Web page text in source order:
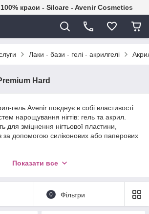
100% краси - Silcare - Avenir Cosmetics
Лаки - бази - гелі - акрилгелі
Hard
гель Avenir поєднує в собі властивості
нарощування нігтів: гель та акрил.
для зміцнення нігтьової пластини,
за допомогою силіконових або паперових
підходить для сушіння в UV і LED-лампах,
зчеплення з пластиною і природний
Показати все
0 Фільтри